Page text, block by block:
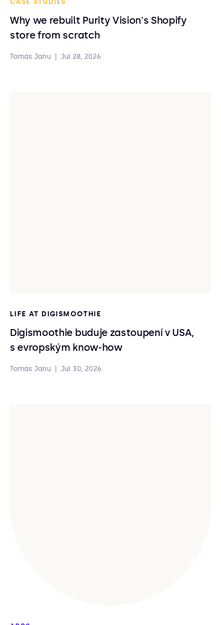
Why we rebuilt Purity Vision's Shopify
store from scratch
Tomas Janu Jul 28, 2026
LIFE AT DIGISMOOTHIE
Digismoothie buduje zastoupení v USA,
s evropským know-how
Tomas Janu Jul 30, 2026